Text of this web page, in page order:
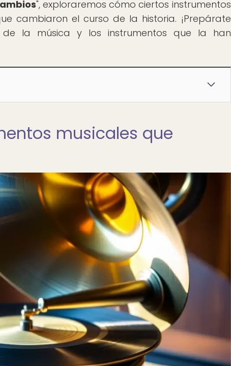
", exploraremos cómo ciertos instrumentos
cambiaron el curso de la historia. ¡Prepárate
la música y los instrumentos que la han
musicales que